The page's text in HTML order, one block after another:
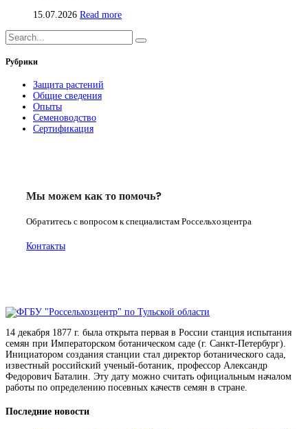
15.07.2026 Read more
Рубрики
Защита растений
Общие сведения
Опыты
Семеноводство
Сертификация
Мы можем как то помочь?
Обратитесь с вопросом к специалистам Россельхозцентра
Контакты
14 декабря 1877 г. была открыта первая в России станция испытания
семян при Императорском ботаническом саде (г. Санкт-Петербург).
Инициатором создания станции стал директор ботанического сада,
известный российский ученый-ботаник, профессор Александр
Федорович Баталин. Эту дату можно считать официальным началом
работы по определению посевных качеств семян в стране.
Последние новости